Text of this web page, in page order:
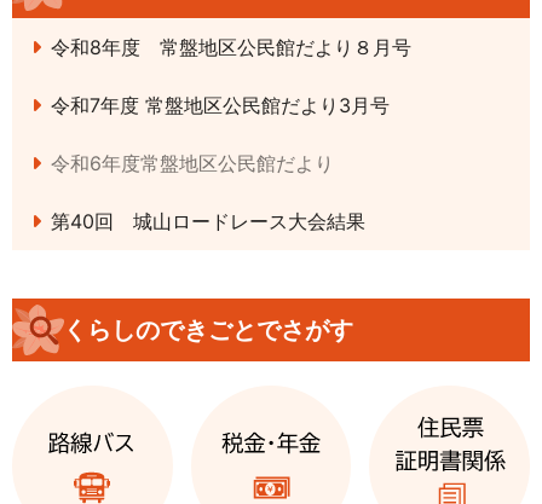
令和8年度 常盤地区公民館だより８月号
令和7年度 常盤地区公民館だより3月号
令和6年度常盤地区公民館だより
第40回 城山ロードレース大会結果
くらしのできごとでさがす